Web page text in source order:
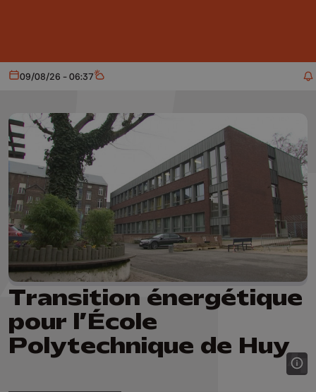
Aujourd'hui
09/08/26 - 06:37 Météo
Transition énergétique
pour l’École
Polytechnique de Huy